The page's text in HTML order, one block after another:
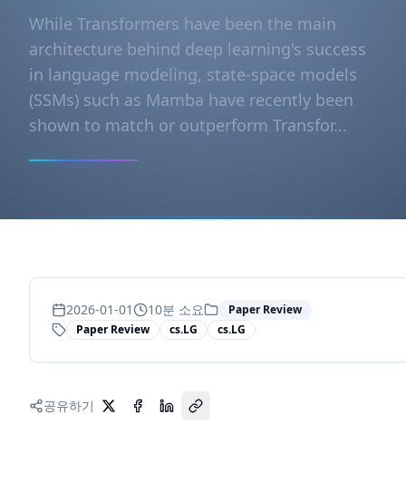
While Transformers have been the main
architecture behind deep learning's success
in language modeling, state-space models
(SSMs) such as Mamba have recently been
shown to match or outperform Transfor...
2026-01-01 10분 소요
Paper Review
Paper Review
cs.LG cs.LG
공유하기